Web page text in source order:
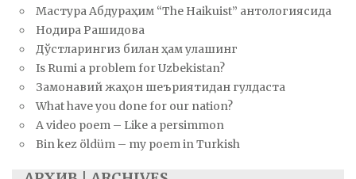
Мастура Абдураҳим “The Haikuist” антологиясида
Нодира Рашидова
Дўстларингиз билан ҳам улашинг
Is Rumi a problem for Uzbekistan?
Замонавий жаҳон шеъриятидан гулдаста
What have you done for our nation?
A video poem – Like a persimmon
Bin kez öldüm – my poem in Turkish